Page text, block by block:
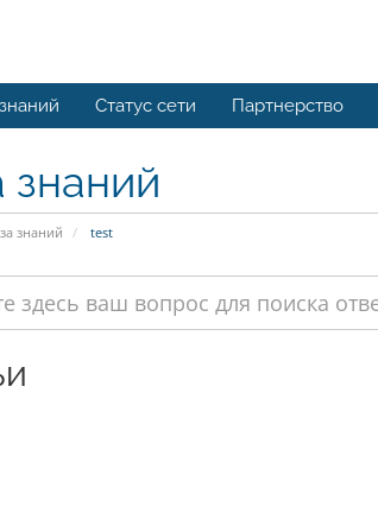
Статус сети Партнерство
знаний
знаний test